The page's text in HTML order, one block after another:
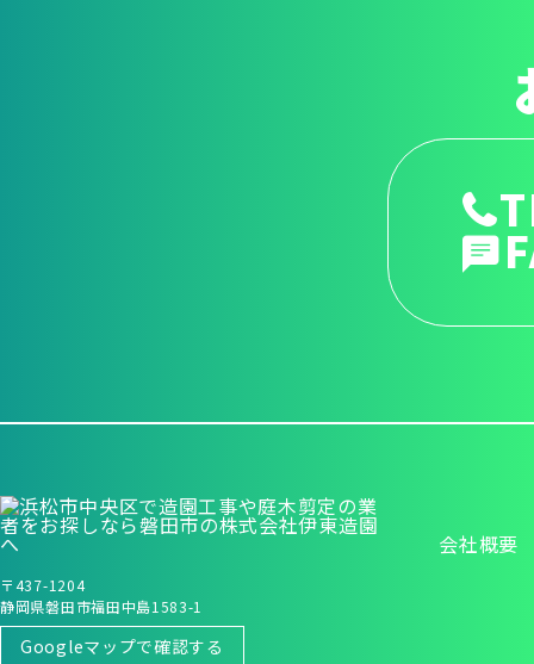
会社概要
〒437-1204
静岡県磐田市福田中島1583-1
Googleマップで確認する